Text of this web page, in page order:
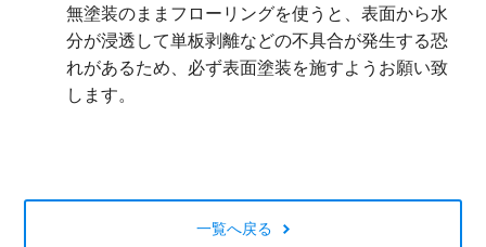
無塗装のままフローリングを使うと、表面から水
分が浸透して単板剥離などの不具合が発生する恐
れがあるため、必ず表面塗装を施すようお願い致
します。
一覧へ戻る